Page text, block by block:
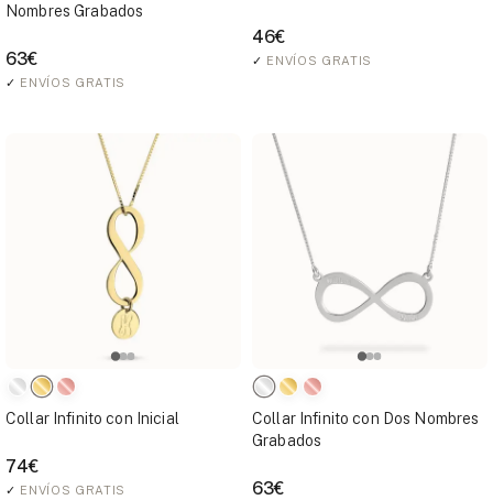
Nombres Grabados
63€
✓ ENVÍOS GRATIS
46€
✓ ENVÍOS GRATIS
Collar Infinito con Inicial
74€
✓ ENVÍOS GRATIS
Collar Infinito con Dos Nombres
Grabados
63€